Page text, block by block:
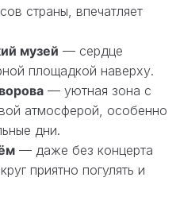
страны, впечатляет
музей — сердце
площадкой наверху.
— уютная зона с
атмосферой, особенно
дни.
— даже без концерта
приятно погулять и